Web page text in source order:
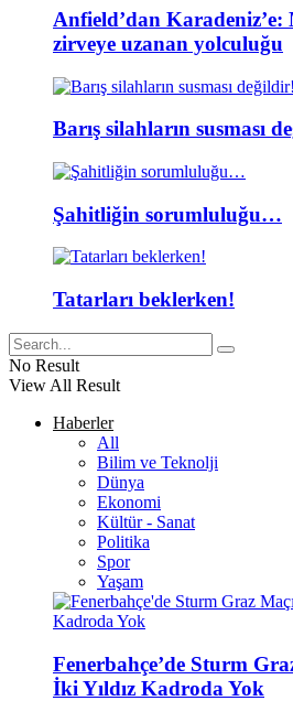
Anfield’dan Karadeniz’e:
zirveye uzanan yolculuğu
Barış silahların susması
Şahitliğin sorumluluğu…
Tatarları beklerken!
No Result
View All Result
Haberler
All
Bilim ve Teknolji
Dünya
Ekonomi
Kültür - Sanat
Politika
Spor
Yaşam
Fenerbahçe’de Sturm
İki Yıldız Kadroda Yok